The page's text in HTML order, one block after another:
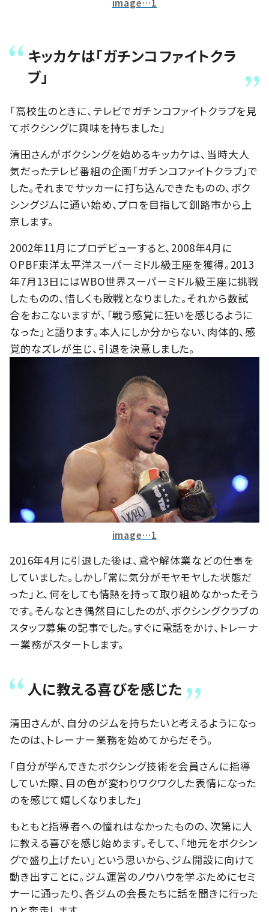
キッカケは「ガチンコファイトクラ
ブ」
「高校生のときに、テレビでガチンコファイトクラブを見
てボクシングに興味を持ちました」
清田さんがボクシングを始めるキッカケは、当時大人
気だったテレビ番組の企画「ガチンコファイトクラブ」で
した。それまでサッカーに打ち込んできたものの、ボク
シングジムに通い始め、プロを目指して釧路市から上
京します。
2002年11月にプロデビューすると、2008年4月に
OPBF東洋太平洋スーパーミドル級王座を獲得。2013
年7月13日にはWBO世界スーパーミドル級王座に挑戦
したものの、惜しくも敗戦となりました。それから数試
合をおこないますが、「戦う感覚に狂いを感じるように
なった」と語ります。本人にしか分からない、肉体的、感
覚的なズレが生じ、引退を決意しました。
image…1
2016年4月に引退した後は、鳶や解体業などの仕事を
していました。しかし「常に気分がモヤモヤした状態だ
った」と、何をしても情熱を持って取り組めなかったそう
です。そんなとき偶然目にしたのが、ボクシングクラブの
スタッフ募集の記事でした。すぐに電話をかけ、トレーナ
ー業務がスタートします。
人に教える喜びを感じた
清田さんが、自分のジムを持ちたいと考えるようになっ
たのは、トレーナー業務を始めてからだそう。
「自分が学んできたボクシング技術を会員さんに指導
していた際、目の色が変わりワクワクした表情になった
のを感じて嬉しくなりました」
もともと指導者への憧れはなかったものの、次第に人
に教える喜びを感じ始めます。そして、「地元をボクシン
グで盛り上げたい」という思いから、ジム開設に向けて
動き出すことに。ジム運営のノウハウを学ぶためにセミ
ナーに通ったり、各ジムの会長たちに話を聞きに行った